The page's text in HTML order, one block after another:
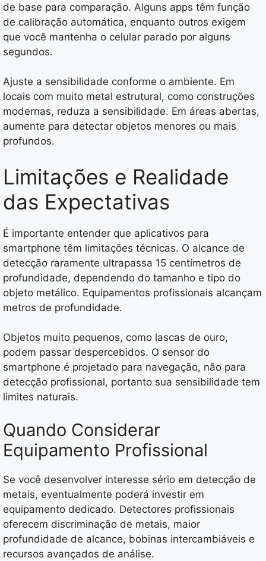
de base para comparação. Alguns apps têm função
de calibração automática, enquanto outros exigem
que você mantenha o celular parado por alguns
segundos.
Ajuste a sensibilidade conforme o ambiente. Em
locais com muito metal estrutural, como construções
modernas, reduza a sensibilidade. Em áreas abertas,
aumente para detectar objetos menores ou mais
profundos.
Limitações e Realidade
das Expectativas
É importante entender que aplicativos para
smartphone têm limitações técnicas. O alcance de
detecção raramente ultrapassa 15 centímetros de
profundidade, dependendo do tamanho e tipo do
objeto metálico. Equipamentos profissionais alcançam
metros de profundidade.
Objetos muito pequenos, como lascas de ouro,
podem passar despercebidos. O sensor do
smartphone é projetado para navegação, não para
detecção profissional, portanto sua sensibilidade tem
limites naturais.
Quando Considerar
Equipamento Profissional
Se você desenvolver interesse sério em detecção de
metais, eventualmente poderá investir em
equipamento dedicado. Detectores profissionais
oferecem discriminação de metais, maior
profundidade de alcance, bobinas intercambiáveis e
recursos avançados de análise.